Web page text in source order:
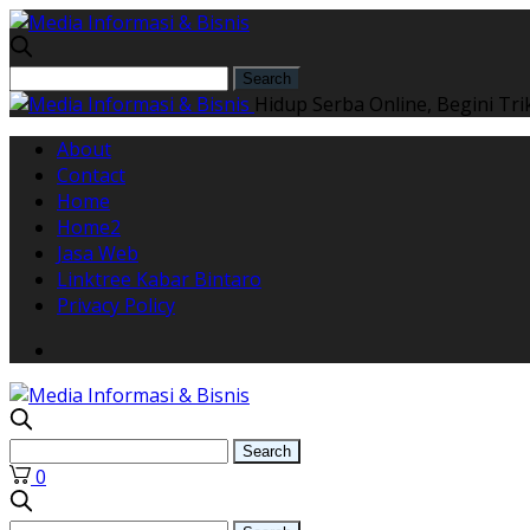
Hidup Serba Online, Begini
About
Contact
Home
Home2
Jasa Web
Linktree Kabar Bintaro
Privacy Policy
0